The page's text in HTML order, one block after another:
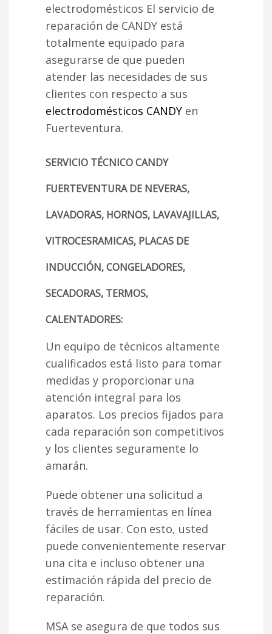
electrodomésticos El servicio de
reparación de CANDY está
totalmente equipado para
asegurarse de que pueden
atender las necesidades de sus
clientes con respecto a sus
electrodomésticos CANDY en
Fuerteventura.
SERVICIO TÉCNICO CANDY
FUERTEVENTURA DE NEVERAS,
LAVADORAS, HORNOS, LAVAVAJILLAS,
VITROCESRAMICAS, PLACAS DE
INDUCCIÓN, CONGELADORES,
SECADORAS, TERMOS,
CALENTADORES:
Un equipo de técnicos altamente
cualificados está listo para tomar
medidas y proporcionar una
atención integral para los
aparatos. Los precios fijados para
cada reparación son competitivos
y los clientes seguramente lo
amarán.
Puede obtener una solicitud a
través de herramientas en línea
fáciles de usar. Con esto, usted
puede convenientemente reservar
una cita e incluso obtener una
estimación rápida del precio de
reparación.
MSA se asegura de que todos sus